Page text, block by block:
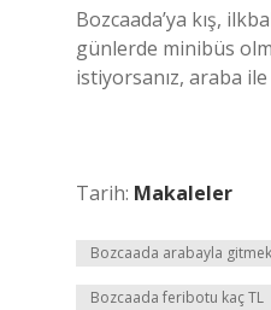
Bozcaada’ya kış,
günlerde minibüs
istiyorsanız, araba
Tarih: Makaleler
Bozcaada arabayla gitmek
Bozcaada feribotu kaç TL